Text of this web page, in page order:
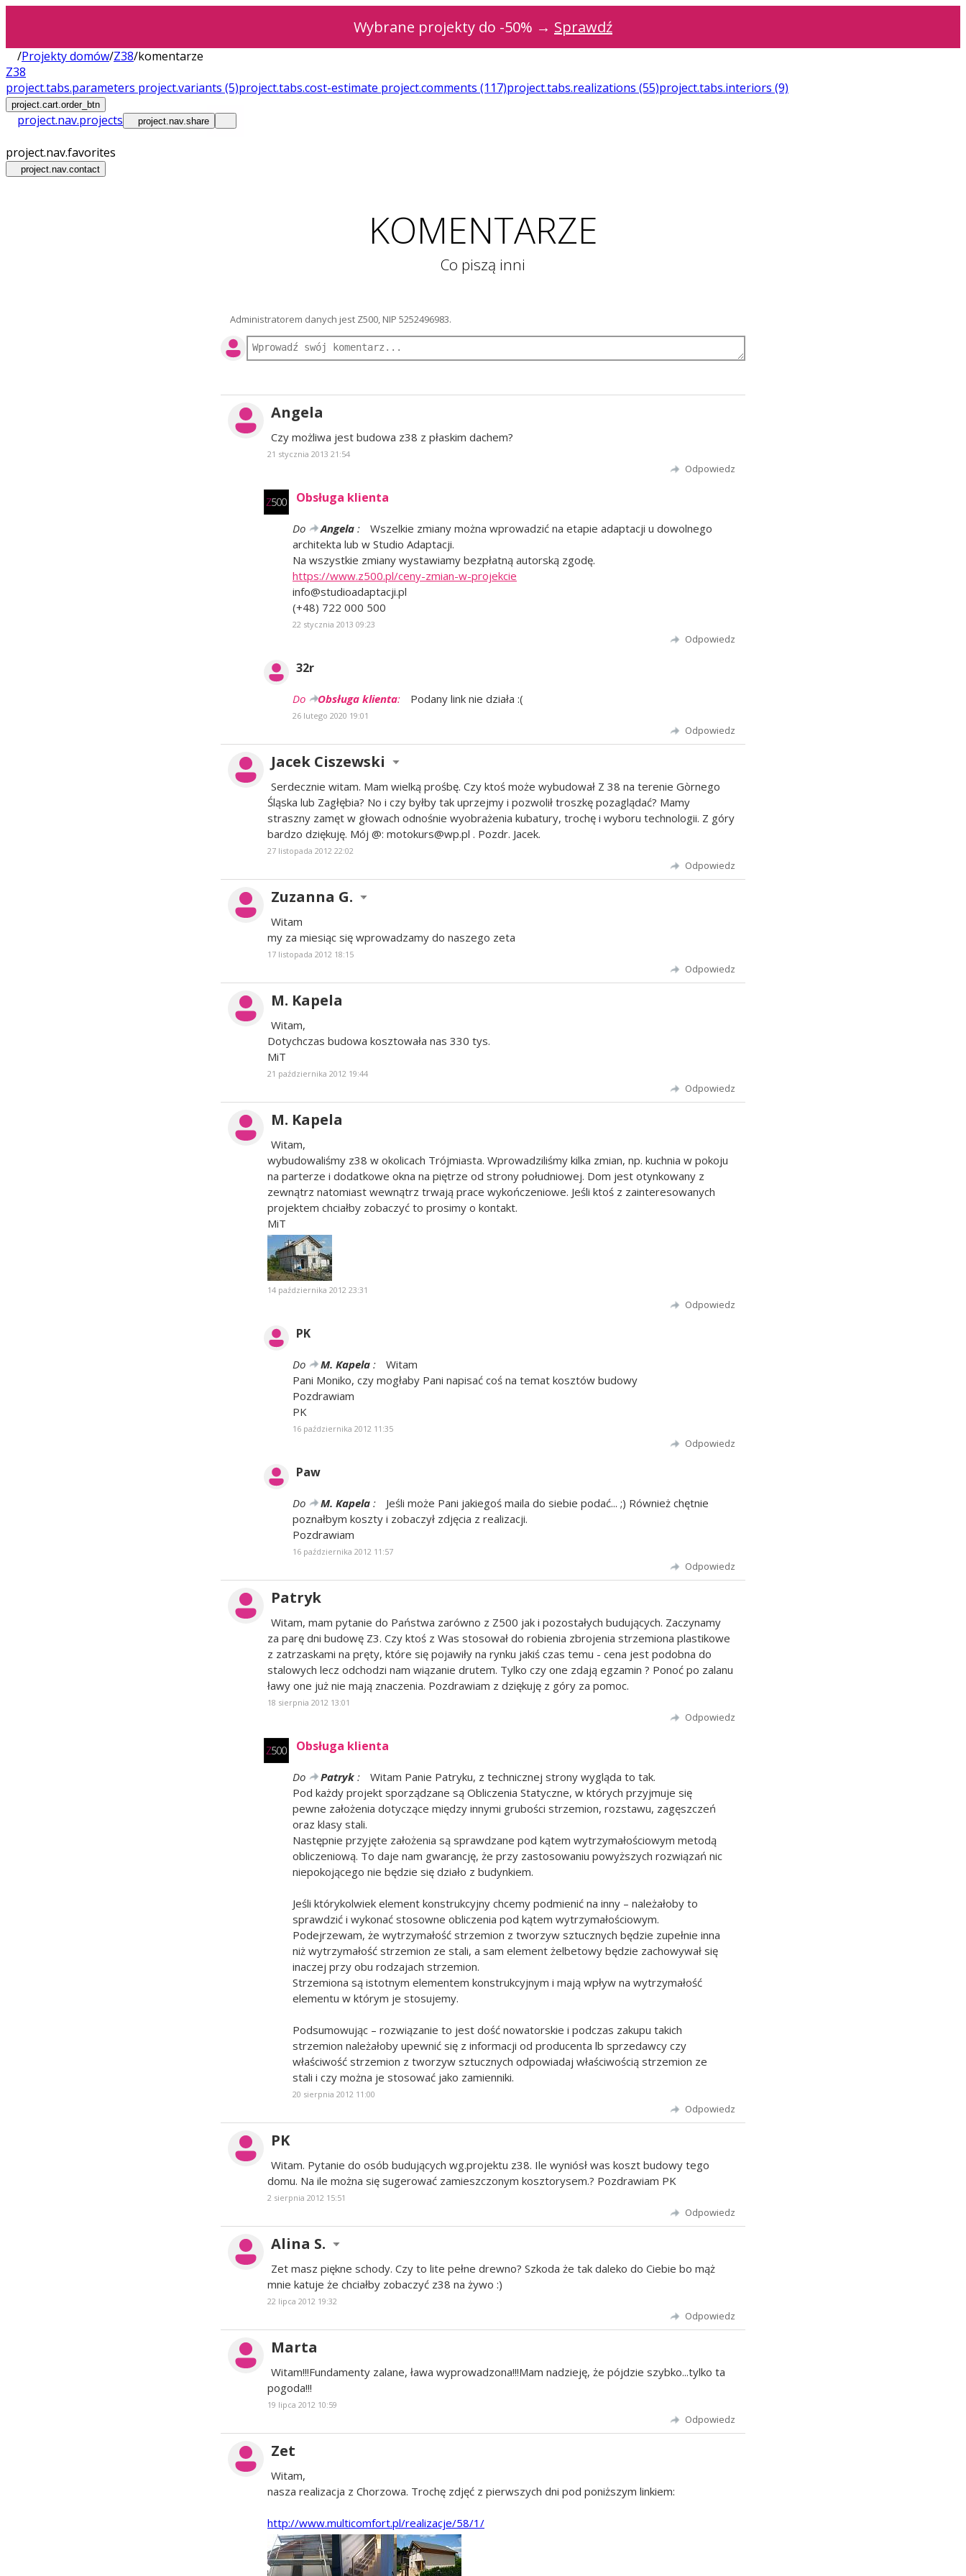
Wybrane projekty do -50% → Sprawdź
/Projekty domów/Z38/komentarze
Z38
project.tabs.parameters project.variants (5)project.tabs.cost-estimate project.comments (117)project.tabs.realizations (55)project.tabs.interiors (9)
project.cart.order_btn
project.nav.projects project.nav.share
project.nav.favorites
project.nav.contact
KOMENTARZE
Co piszą inni
Administratorem danych jest Z500, NIP 5252496983.
Angela
Czy możliwa jest budowa z38 z płaskim dachem?
21 stycznia 2013 21:54
Odpowiedz
Obsługa klienta
Do Angela :
Wszelkie zmiany można wprowadzić na etapie adaptacji u dowolnego
architekta lub w Studio Adaptacji.
Na wszystkie zmiany wystawiamy bezpłatną autorską zgodę.
https://www.z500.pl/ceny-zmian-w-projekcie
info@studioadaptacji.pl
(+48) 722 000 500
22 stycznia 2013 09:23
Odpowiedz
32r
Do Obsługa klienta: Podany link nie działa :(
26 lutego 2020 19:01
Odpowiedz
Jacek Ciszewski
Serdecznie witam. Mam wielką prośbę. Czy ktoś może wybudował Z 38 na terenie Gòrnego
Śląska lub Zagłębia? No i czy byłby tak uprzejmy i pozwolił troszkę pozaglądać? Mamy
straszny zamęt w głowach odnośnie wyobrażenia kubatury, trochę i wyboru technologii. Z góry
bardzo dziękuję. Mój @: motokurs@wp.pl . Pozdr. Jacek.
27 listopada 2012 22:02
Odpowiedz
Zuzanna G.
Witam
my za miesiąc się wprowadzamy do naszego zeta
17 listopada 2012 18:15
Odpowiedz
M. Kapela
Witam,
Dotychczas budowa kosztowała nas 330 tys.
MiT
21 października 2012 19:44
Odpowiedz
M. Kapela
Witam,
wybudowaliśmy z38 w okolicach Trójmiasta. Wprowadziliśmy kilka zmian, np. kuchnia w pokoju
na parterze i dodatkowe okna na piętrze od strony południowej. Dom jest otynkowany z
zewnątrz natomiast wewnątrz trwają prace wykończeniowe. Jeśli ktoś z zainteresowanych
projektem chciałby zobaczyć to prosimy o kontakt.
MiT
14 października 2012 23:31
Odpowiedz
PK
Do M. Kapela :
Witam
Pani Moniko, czy mogłaby Pani napisać coś na temat kosztów budowy
Pozdrawiam
PK
16 października 2012 11:35
Odpowiedz
Paw
Do M. Kapela :
Jeśli może Pani jakiegoś maila do siebie podać... ;) Również chętnie
poznałbym koszty i zobaczył zdjęcia z realizacji.
Pozdrawiam
16 października 2012 11:57
Odpowiedz
Patryk
Witam, mam pytanie do Państwa zarówno z Z500 jak i pozostałych budujących. Zaczynamy
za parę dni budowę Z3. Czy ktoś z Was stosował do robienia zbrojenia strzemiona plastikowe
z zatrzaskami na pręty, które się pojawiły na rynku jakiś czas temu - cena jest podobna do
stalowych lecz odchodzi nam wiązanie drutem. Tylko czy one zdają egzamin ? Ponoć po zalanu
ławy one już nie mają znaczenia. Pozdrawiam z dziękuję z góry za pomoc.
18 sierpnia 2012 13:01
Odpowiedz
Obsługa klienta
Do Patryk :
Witam Panie Patryku, z technicznej strony wygląda to tak.
Pod każdy projekt sporządzane są Obliczenia Statyczne, w których przyjmuje się
pewne założenia dotyczące między innymi grubości strzemion, rozstawu, zagęszczeń
oraz klasy stali.
Następnie przyjęte założenia są sprawdzane pod kątem wytrzymałościowym metodą
obliczeniową. To daje nam gwarancję, że przy zastosowaniu powyższych rozwiązań nic
niepokojącego nie będzie się działo z budynkiem.
Jeśli którykolwiek element konstrukcyjny chcemy podmienić na inny – należałoby to
sprawdzić i wykonać stosowne obliczenia pod kątem wytrzymałościowym.
Podejrzewam, że wytrzymałość strzemion z tworzyw sztucznych będzie zupełnie inna
niż wytrzymałość strzemion ze stali, a sam element żelbetowy będzie zachowywał się
inaczej przy obu rodzajach strzemion.
Strzemiona są istotnym elementem konstrukcyjnym i mają wpływ na wytrzymałość
elementu w którym je stosujemy.
Podsumowując – rozwiązanie to jest dość nowatorskie i podczas zakupu takich
strzemion należałoby upewnić się z informacji od producenta lb sprzedawcy czy
właściwość strzemion z tworzyw sztucznych odpowiadaj właściwością strzemion ze
stali i czy można je stosować jako zamienniki.
20 sierpnia 2012 11:00
Odpowiedz
PK
Witam. Pytanie do osób budujących wg.projektu z38. Ile wyniósł was koszt budowy tego
domu. Na ile można się sugerować zamieszczonym kosztorysem.? Pozdrawiam PK
2 sierpnia 2012 15:51
Odpowiedz
Alina S.
Zet masz piękne schody. Czy to lite pełne drewno? Szkoda że tak daleko do Ciebie bo mąż
mnie katuje że chciałby zobaczyć z38 na żywo :)
22 lipca 2012 19:32
Odpowiedz
Marta
Witam!!!Fundamenty zalane, ława wyprowadzona!!!Mam nadzieję, że pójdzie szybko...tylko ta
pogoda!!!
19 lipca 2012 10:59
Odpowiedz
Zet
Witam,
nasza realizacja z Chorzowa. Trochę zdjęć z pierwszych dni pod poniższym linkiem:
http://www.multicomfort.pl/realizacje/58/1/